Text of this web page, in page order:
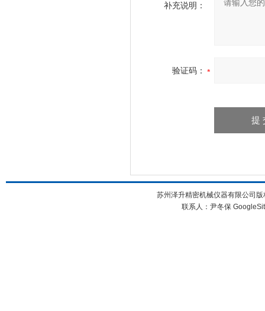
补充说明：
验证码：
苏州泽升精密机械仪器有限公司
联系人：尹冬保